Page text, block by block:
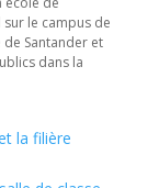
le campus de
de Santander et
dans la
la filière